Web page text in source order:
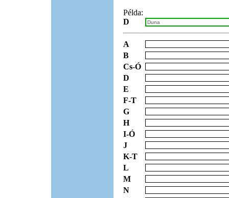
Példa:
D
A
B
Cs-Ó
D
E
F-T
G
H
I-Ó
J
K-T
L
M
N